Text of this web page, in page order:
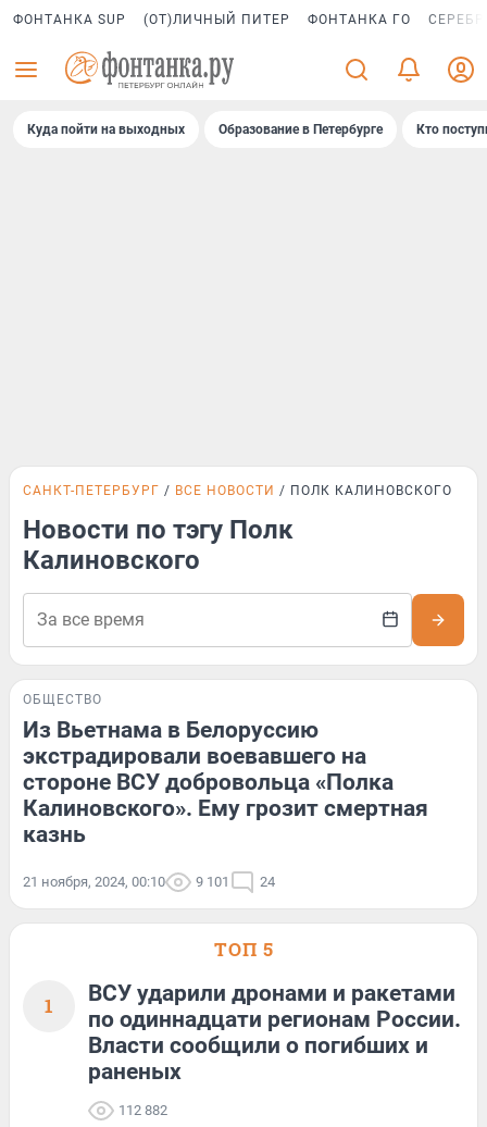
ФОНТАНКА SUP (ОТ)ЛИЧНЫЙ ПИТЕР ФОНТАНКА ГО
Куда пойти на выходных Образование в Петербурге Кто
САНКТ-ПЕТЕРБУРГ ВСЕ НОВОСТИ ПОЛК КАЛИНОВСКОГО
Новости по тэгу Полк
Калиновского
ОБЩЕСТВО
Из Вьетнама в Белоруссию
экстрадировали воевавшего на
стороне ВСУ добровольца «Полка
Калиновского». Ему грозит смертная
казнь
21 ноября, 2024, 00:10 9 101 24
ТОП 5
1
ВСУ ударили дронами и ракетами
по одиннадцати регионам России.
Власти сообщили о погибших и
раненых
112 882